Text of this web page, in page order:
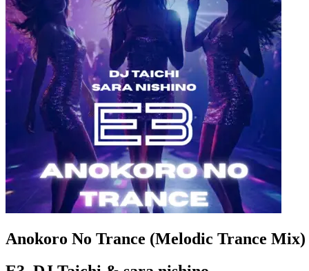
Anokoro No Trance (Melodic Trance Mix)